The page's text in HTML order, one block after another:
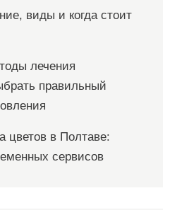
виды и когда стоит
лечения
правильный
цветов в Полтаве:
сервисов